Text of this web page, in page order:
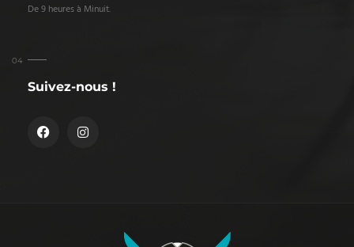
De 9 heures à Minuit.
Suivez-nous !